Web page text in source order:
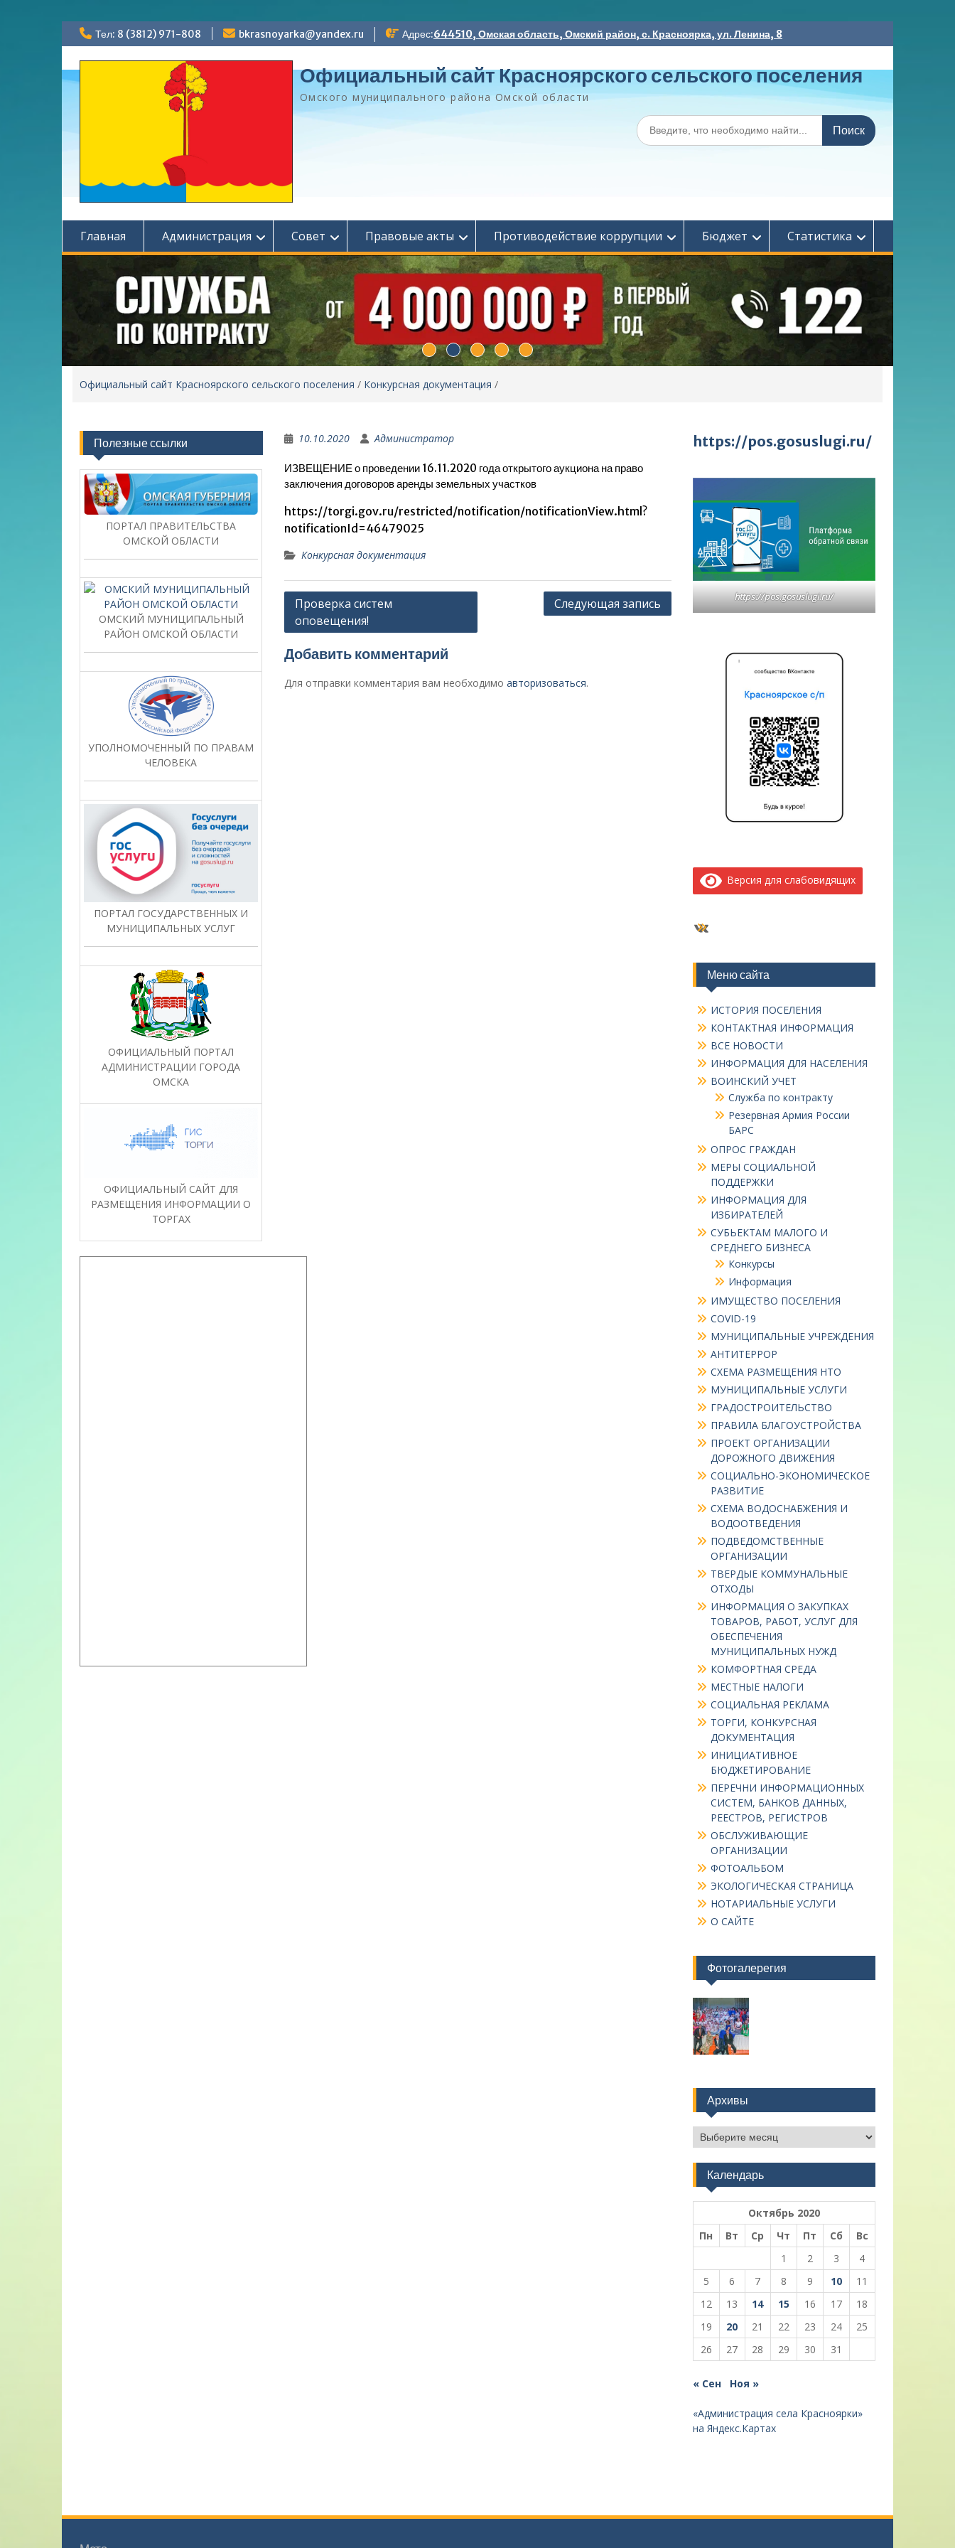
Перейти
к
содержимому
Тел: 8 (3812) 971-808 bkrasnoyarka@yandex.ru Адрес:644510, Омская область, Омский район, с. Красноярка, ул. Ленина, 8
Официальный сайт Красноярского сельского поселения
Омского муниципального района Омской области
Поиск
по:
Главная Администрация Совет Правовые акты Противодействие коррупции Бюджет Статистика
Официальный сайт Красноярского сельского поселения / Конкурсная документация /
10.10.2020 Администратор
ИЗВЕЩЕНИЕ о проведении 16.11.2020 года открытого аукциона на право
заключения договоров аренды земельных участков
https://torgi.gov.ru/restricted/notification/notificationView.html?
notificationId=46479025
Конкурсная документация
Навигация
по
записям
Проверка систем
оповещения!
Следующая запись
Добавить комментарий
Для отправки комментария вам необходимо авторизоваться.
https://pos.gosuslugi.ru/
https://pos.gosuslugi.ru/
Версия для слабовидящих
ВКонтакте
Меню сайта
ИСТОРИЯ ПОСЕЛЕНИЯ
КОНТАКТНАЯ ИНФОРМАЦИЯ
ВСЕ НОВОСТИ
ИНФОРМАЦИЯ ДЛЯ НАСЕЛЕНИЯ
ВОИНСКИЙ УЧЕТ
Служба по контракту
Резервная Армия России
БАРС
ОПРОС ГРАЖДАН
МЕРЫ СОЦИАЛЬНОЙ
ПОДДЕРЖКИ
ИНФОРМАЦИЯ ДЛЯ
ИЗБИРАТЕЛЕЙ
СУБЬЕКТАМ МАЛОГО И
СРЕДНЕГО БИЗНЕСА
Конкурсы
Информация
ИМУЩЕСТВО ПОСЕЛЕНИЯ
COVID-19
МУНИЦИПАЛЬНЫЕ УЧРЕЖДЕНИЯ
АНТИТЕРРОР
СХЕМА РАЗМЕЩЕНИЯ НТО
МУНИЦИПАЛЬНЫЕ УСЛУГИ
ГРАДОСТРОИТЕЛЬСТВО
ПРАВИЛА БЛАГОУСТРОЙСТВА
ПРОЕКТ ОРГАНИЗАЦИИ
ДОРОЖНОГО ДВИЖЕНИЯ
СОЦИАЛЬНО-ЭКОНОМИЧЕСКОЕ
РАЗВИТИЕ
СХЕМА ВОДОСНАБЖЕНИЯ И
ВОДООТВЕДЕНИЯ
ПОДВЕДОМСТВЕННЫЕ
ОРГАНИЗАЦИИ
ТВЕРДЫЕ КОММУНАЛЬНЫЕ
ОТХОДЫ
ИНФОРМАЦИЯ О ЗАКУПКАХ
ТОВАРОВ, РАБОТ, УСЛУГ ДЛЯ
ОБЕСПЕЧЕНИЯ
МУНИЦИПАЛЬНЫХ НУЖД
КОМФОРТНАЯ СРЕДА
МЕСТНЫЕ НАЛОГИ
СОЦИАЛЬНАЯ РЕКЛАМА
ТОРГИ, КОНКУРСНАЯ
ДОКУМЕНТАЦИЯ
ИНИЦИАТИВНОЕ
БЮДЖЕТИРОВАНИЕ
ПЕРЕЧНИ ИНФОРМАЦИОННЫХ
СИСТЕМ, БАНКОВ ДАННЫХ,
РЕЕСТРОВ, РЕГИСТРОВ
ОБСЛУЖИВАЮЩИЕ
ОРГАНИЗАЦИИ
ФОТОАЛЬБОМ
ЭКОЛОГИЧЕСКАЯ СТРАНИЦА
НОТАРИАЛЬНЫЕ УСЛУГИ
О САЙТЕ
Фотогалерегия
Архивы
Архивы
Календарь
Октябрь 2020
Пн
Вт Ср Чт Пт Сб
Вс
1
2 3
4
5
6 7 8 9 10
11
12
13 14 15 16 17
18
19
20 21 22 23 24
25
26
27 28 29 30 31
« Сен Ноя »
«Администрация села Красноярки»
на Яндекс.Картах
Полезные ссылки
ПОРТАЛ ПРАВИТЕЛЬСТВА
ОМСКОЙ ОБЛАСТИ
ОМСКИЙ МУНИЦИПАЛЬНЫЙ
РАЙОН ОМСКОЙ ОБЛАСТИ
УПОЛНОМОЧЕННЫЙ ПО ПРАВАМ
ЧЕЛОВЕКА
ПОРТАЛ ГОСУДАРСТВЕННЫХ И
МУНИЦИПАЛЬНЫХ УСЛУГ
ОФИЦИАЛЬНЫЙ ПОРТАЛ
АДМИНИСТРАЦИИ ГОРОДА
ОМСКА
ОФИЦИАЛЬНЫЙ САЙТ ДЛЯ
РАЗМЕЩЕНИЯ ИНФОРМАЦИИ О
ТОРГАХ